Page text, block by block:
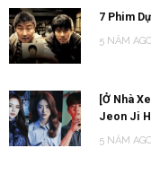
7 Phim
5 NĂM
[Ở Nhà
Jeon Ji
5 NĂM